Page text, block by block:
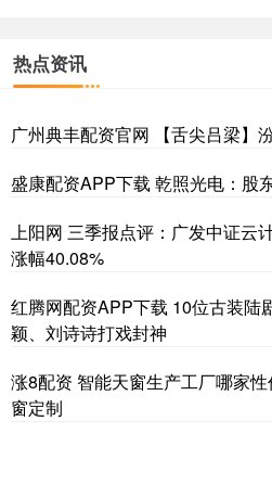
热点资讯
广州典丰配资官网 【舌尖吕梁】
盛康配资APP下载 乾照光电：股
上阳网 三季报点评：广发中证云
涨幅40.08%
红腾网配资APP下载 10位古装陆
颖、刘诗诗打戏封神
涨8配资 智能天窗生产工厂哪家
窗定制